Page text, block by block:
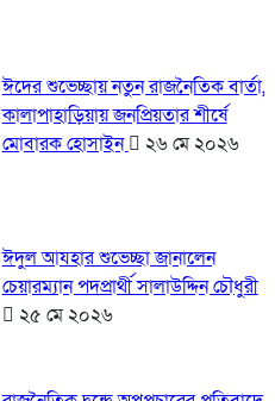
ঈদের শুভেচ্ছায় নতুন রাজনৈতিক বার্তা,
কালাপাহাড়িয়ায় জনপ্রিয়তার শীর্ষে
মোবারক হোসাইন
২৬ মে ২০২৬
ঈদুল আযহার শুভেচ্ছা জানালেন
চেয়ারম্যান পদপ্রার্থী সালাউদ্দিন চৌধুরী
২৫ মে ২০২৬